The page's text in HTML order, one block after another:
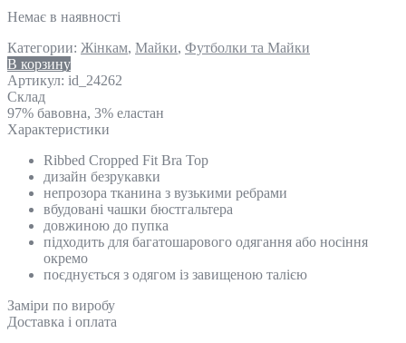
Немає в наявності
Категории: Жінкам, Майки, Футболки та Майки
В корзину
Артикул: id_24262
Склад
97% бавовна, 3% еластан
Характеристики
Ribbed Cropped Fit Bra Top
дизайн безрукавки
непрозора тканина з вузькими ребрами
вбудовані чашки бюстгальтера
довжиною до пупка
підходить для багатошарового одягання або носіння
окремо
поєднується з одягом із завищеною талією
Замiри по виробу
Доставка і оплата